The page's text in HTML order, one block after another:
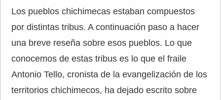
Los pueblos chichimecas estaban compuestos
por distintas tribus. A continuación paso a hacer
una breve reseña sobre esos pueblos. Lo que
conocemos de estas tribus es lo que el fraile
Antonio Tello, cronista de la evangelización de los
territorios chichimecos, ha dejado escrito sobre